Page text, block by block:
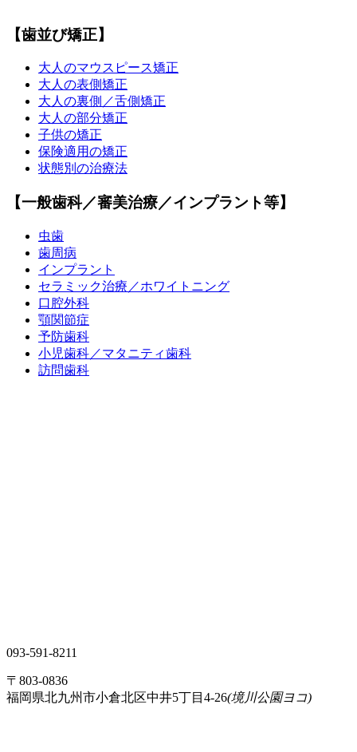
【歯並び矯正】
大人のマウスピース矯正
大人の表側矯正
大人の裏側／舌側矯正
大人の部分矯正
子供の矯正
保険適用の矯正
状態別の治療法
【一般歯科／審美治療／インプラント等】
虫歯
歯周病
インプラント
セラミック治療／ホワイトニング
口腔外科
顎関節症
予防歯科
小児歯科／マタニティ歯科
訪問歯科
093-591-8211
〒803-0836
福岡県北九州市小倉北区中井5丁目4-26(境川公園ヨコ)